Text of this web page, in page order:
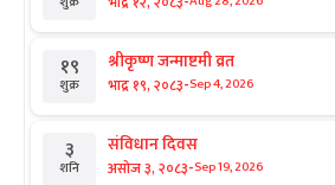
१९
शुक्र
श्रीकृष्ण जन्माष्टमी व्रत
भाद्र १९, २०८३-Sep 4, 2026
३
शनि
संविधान दिवस
असोज ३, २०८३-Sep 19, 2026